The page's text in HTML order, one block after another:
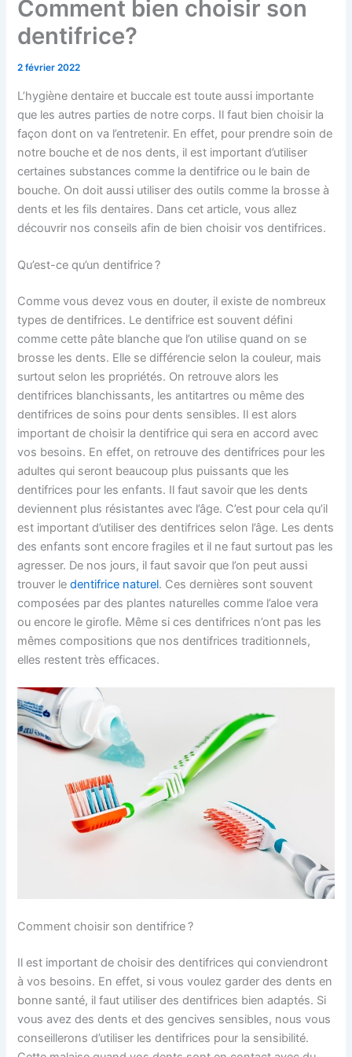
Comment bien choisir son
dentifrice?
2 février 2022
L’hygiène dentaire et buccale est toute aussi importante
que les autres parties de notre corps. Il faut bien choisir la
façon dont on va l’entretenir. En effet, pour prendre soin de
notre bouche et de nos dents, il est important d’utiliser
certaines substances comme la dentifrice ou le bain de
bouche. On doit aussi utiliser des outils comme la brosse à
dents et les fils dentaires. Dans cet article, vous allez
découvrir nos conseils afin de bien choisir vos dentifrices.
Qu’est-ce qu’un dentifrice ?
Comme vous devez vous en douter, il existe de nombreux
types de dentifrices. Le dentifrice est souvent défini
comme cette pâte blanche que l’on utilise quand on se
brosse les dents. Elle se différencie selon la couleur, mais
surtout selon les propriétés. On retrouve alors les
dentifrices blanchissants, les antitartres ou même des
dentifrices de soins pour dents sensibles. Il est alors
important de choisir la dentifrice qui sera en accord avec
vos besoins. En effet, on retrouve des dentifrices pour les
adultes qui seront beaucoup plus puissants que les
dentifrices pour les enfants. Il faut savoir que les dents
deviennent plus résistantes avec l’âge. C’est pour cela qu’il
est important d’utiliser des dentifrices selon l’âge. Les dents
des enfants sont encore fragiles et il ne faut surtout pas les
agresser. De nos jours, il faut savoir que l’on peut aussi
trouver ledentifrice naturel. Ces dernières sont souvent
composées par des plantes naturelles comme l’aloe vera
ou encore le girofle. Même si ces dentifrices n’ont pas les
mêmes compositions que nos dentifrices traditionnels,
elles restent très efficaces.
Comment choisir son dentifrice ?
Il est important de choisir des dentifrices qui conviendront
à vos besoins. En effet, si vous voulez garder des dents en
bonne santé, il faut utiliser des dentifrices bien adaptés. Si
vous avez des dents et des gencives sensibles, nous vous
conseillerons d’utiliser les dentifrices pour la sensibilité.